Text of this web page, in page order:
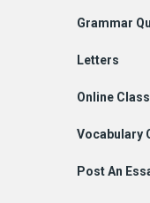
Grammar
Letters
Online
Vocabulary
Post An